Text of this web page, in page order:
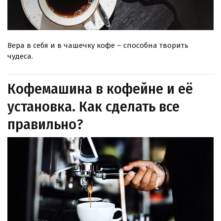
Вера в себя и в чашечку кофе – способна творить
чудеса.
Кофемашина в кофейне и её
установка. Как сделать все
правильно?